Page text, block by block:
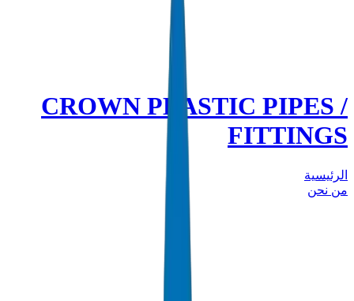
CROWN PLASTIC PIPES /
FITTINGS
الرئيسية
من نحن